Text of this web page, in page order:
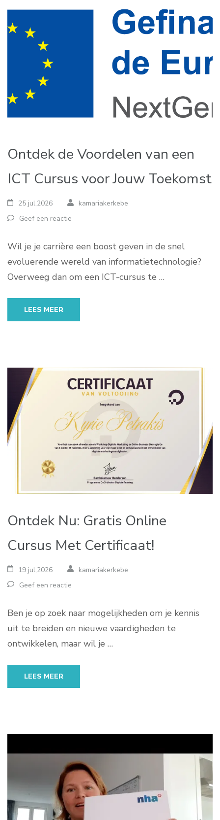
Ontdek de Voordelen van een
ICT Cursus voor Jouw Toekomst
25 jul,2026
kamariakerkebe
Geef een reactie
Wil je je carrière een boost geven in de snel
evoluerende wereld van informatietechnologie?
Overweeg dan om een ICT-cursus te …
LEES MEER
Ontdek Nu: Gratis Online
Cursus Met Certificaat!
19 jul,2026
kamariakerkebe
Geef een reactie
Ben je op zoek naar mogelijkheden om je kennis
uit te breiden en nieuwe vaardigheden te
ontwikkelen, maar wil je …
LEES MEER